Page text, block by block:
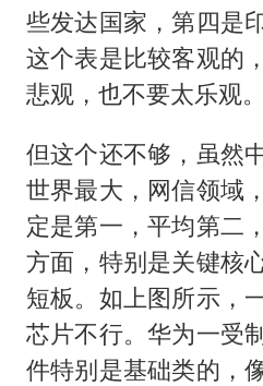
些发达国家，第四是
这个表是比较客观的
悲观，也不要太乐观。
但这个还不够，虽然
世界最大，网信领域
定是第一，平均第二
方面，特别是关键核
短板。如上图所示，
芯片不行。华为一受
件特别是基础类的，